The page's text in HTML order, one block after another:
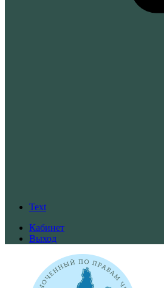
Text
Кабинет
Выход